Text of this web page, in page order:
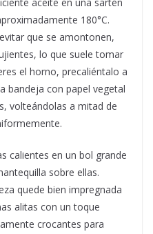
aceite en una sartén
180°C.
que se amontonen,
lo que suele tomar
el horno, precaliéntalo a
bandeja con papel vegetal
volteándolas a mitad de
calientes en un bol grande
sobre ellas.
quede bien impregnada
alitas con un toque
crocantes para